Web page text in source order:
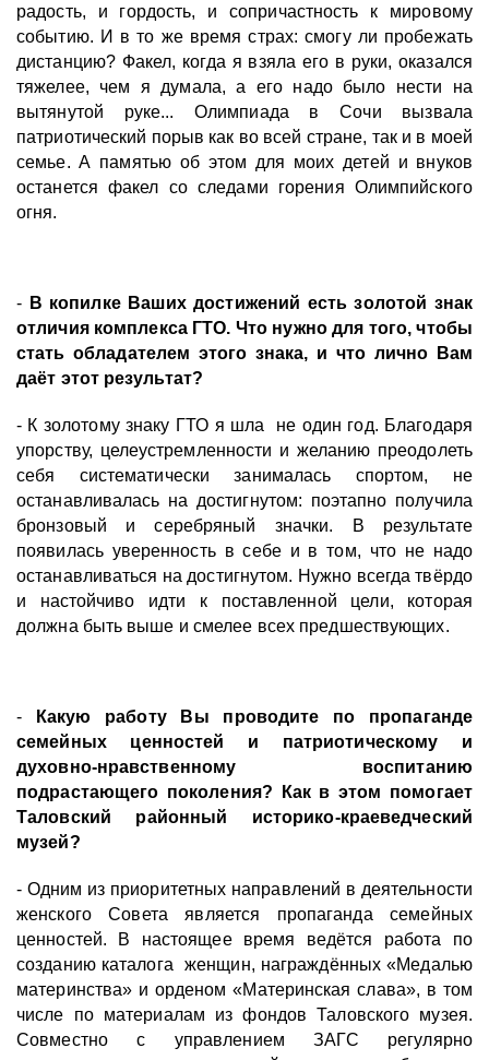
радость, и гордость, и сопричастность к мировому
событию. И в то же время страх: смогу ли пробежать
дистанцию? Факел, когда я взяла его в руки, оказался
тяжелее, чем я думала, а его надо было нести на
вытянутой руке... Олимпиада в Сочи вызвала
патриотический порыв как во всей стране, так и в моей
семье. А памятью об этом для моих детей и внуков
останется факел со следами горения Олимпийского
огня.
- В копилке Ваших достижений есть золотой знак
отличия комплекса ГТО. Что нужно для того, чтобы
стать обладателем этого знака, и что лично Вам
даёт этот результат?
- К золотому знаку ГТО я шла не один год. Благодаря
упорству, целеустремленности и желанию преодолеть
себя систематически занималась спортом, не
останавливалась на достигнутом: поэтапно получила
бронзовый и серебряный значки. В результате
появилась уверенность в себе и в том, что не надо
останавливаться на достигнутом. Нужно всегда твёрдо
и настойчиво идти к поставленной цели, которая
должна быть выше и смелее всех предшествующих.
-
Какую работу Вы проводите по пропаганде
семейных ценностей и патриотическому и
духовно-нравственному воспитанию
подрастающего поколения? Как в этом помогает
Таловский районный историко-краеведческий
музей?
- Одним из приоритетных направлений в деятельности
женского Совета является пропаганда семейных
ценностей. В настоящее время ведётся работа по
созданию каталога женщин, награждённых «Медалью
материнства» и орденом «Материнская слава», в том
числе по материалам из фондов Таловского музея.
Совместно с управлением ЗАГС регулярно